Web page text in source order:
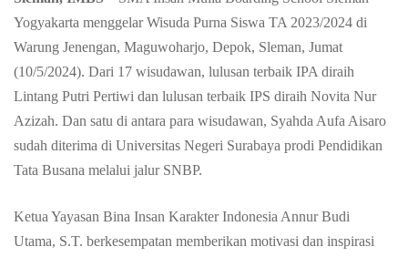
Motivasi
dari
CEO
Deepublish
Yogyakarta menggelar Wisuda Purna Siswa TA 2023/2024 di
Warung Jenengan, Maguwoharjo, Depok, Sleman, Jumat
(10/5/2024). Dari 17 wisudawan, lulusan terbaik IPA diraih
Lintang Putri Pertiwi dan lulusan terbaik IPS diraih Novita Nur
Azizah. Dan satu di antara para wisudawan, Syahda Aufa Aisaro
sudah diterima di Universitas Negeri Surabaya prodi Pendidikan
Tata Busana melalui jalur SNBP.
Ketua Yayasan Bina Insan Karakter Indonesia Annur Budi
Utama, S.T. berkesempatan memberikan motivasi dan inspirasi